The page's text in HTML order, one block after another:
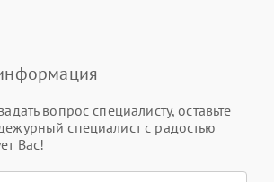
вопрос специалисту, оставьте
специалист с радостью
Вас!